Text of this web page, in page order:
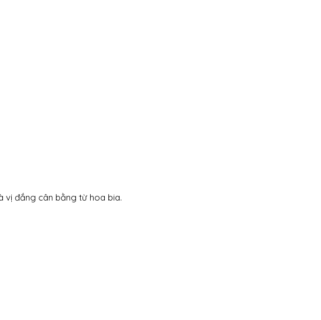
vị đắng cân bằng từ hoa bia.